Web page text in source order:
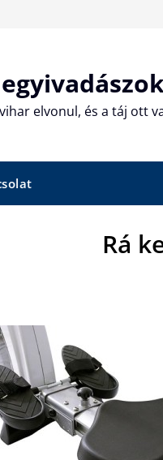
elvonul, és a táj ott
Rá